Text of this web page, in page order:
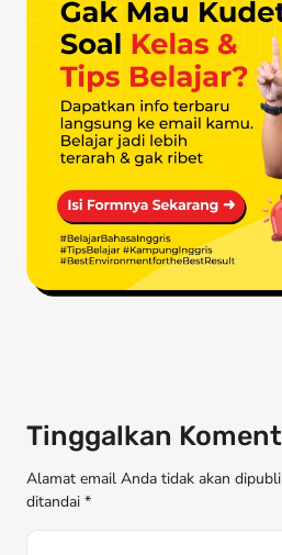
Tinggalkan
Alamat email Anda tidak akan
ditandai *